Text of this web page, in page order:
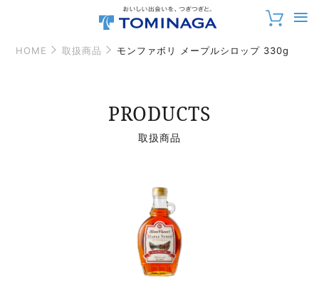
HOME 取扱商品 モンファボリ メープルシロップ 330g
PRODUCTS
取扱商品